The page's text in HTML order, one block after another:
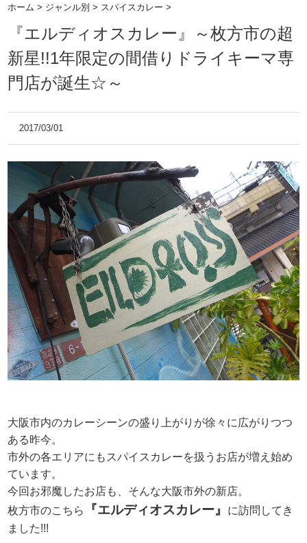
ホーム > ジャンル別 > スパイスカレー >
『エルディオスカレー』～枚方市の超
新星!!1年限定の間借りドライキーマ専
門店が誕生☆～
2017/03/01
大阪市内のカレーシーンの盛り上がりが徐々に広がりつつ
ある昨今。
市外の各エリアにもスパイスカレーを扱うお店が増え始め
ています。
今回お邪魔したお店も、そんな大阪市外の新店。
枚方市のこちら
『エルディオスカレー』
に訪問してき
ました!!!